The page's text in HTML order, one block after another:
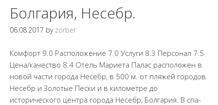
Болгария, Несебр.
06.08.2017 by zorber
Комфорт 9.0 Расположение 7.0 Услуги 8.3 Персонал 7.5
Цена/качество 8.4 Отель Мариета Палас расположен в
новой части города Несебр, в 500 м. от пляжей городов
Несебр и Золотые Пески и в километре до
исторического центра города Несебр, Болгария. В спа-